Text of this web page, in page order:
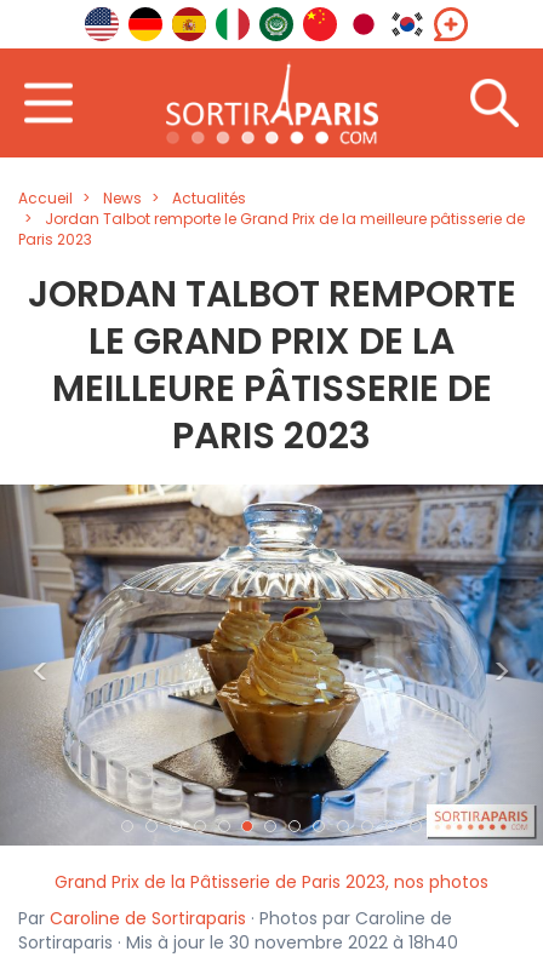
Accueil News
Actualités
Jordan Talbot remporte le Grand Prix de la meilleure pâtisserie de
Paris 2023
JORDAN TALBOT REMPORTE
LE GRAND PRIX DE LA
MEILLEURE PÂTISSERIE DE
PARIS 2023
< >
Grand Prix de la Pâtisserie de Paris 2023, nos photos
Par Caroline de Sortiraparis · Photos par Caroline de
Sortiraparis · Mis à jour le 30 novembre 2022 à 18h40